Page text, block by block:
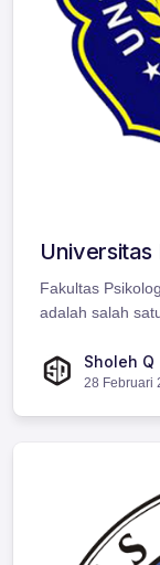
Fakultas
adalah salah
Sholeh Q
28 Februari